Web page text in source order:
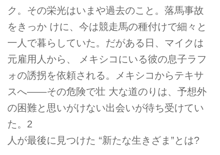
ク。その栄光はいまや過去のこと。落馬事故
をきっか けに、今は競走馬の種付けで細々と
一人で暮らしていた。だがある日、マイクは
元雇用人から、 メキシコにいる彼の息子ラフ
ォの誘拐を依頼される。メキシコからテキサ
スへ――その危険で壮 大な道のりは、予想外
の困難と思いがけない出会いが待ち受けてい
た。2
人が最後に見つけた “新たな生きざま”とは?